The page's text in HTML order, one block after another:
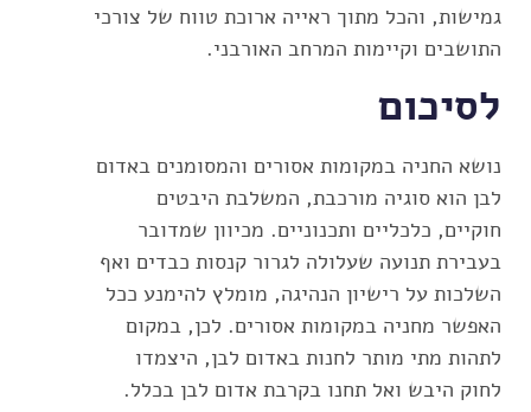
גמישות, והכל מתוך ראייה ארוכת טווח של צורכי
התושבים וקיימות המרחב האורבני.
לסיכום
נושא החניה במקומות אסורים והמסומנים באדום
לבן הוא סוגיה מורכבת, המשלבת היבטים
חוקיים, כלכליים ותכנוניים. מכיוון שמדובר
בעבירת תנועה שעלולה לגרור קנסות כבדים ואף
השלכות על רישיון הנהיגה, מומלץ להימנע ככל
האפשר מחניה במקומות אסורים. לכן, במקום
לתהות מתי מותר לחנות באדום לבן, היצמדו
לחוק היבש ואל תחנו בקרבת אדום לבן בכלל.